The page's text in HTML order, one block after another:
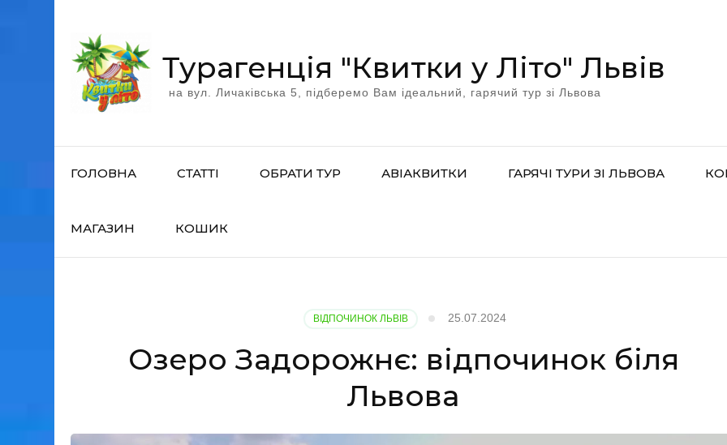
содержимому
(нажмите
Enter)
Турагенція "Квитки у Літо" Львів
на вул. Личаківська 5, підберемо Вам ідеальний, гарячий тур зі Львова
ГОЛОВНА СТАТТІ ОБРАТИ ТУР АВІАКВИТКИ ГАРЯЧІ ТУРИ ЗІ ЛЬВОВА
МАГАЗИН КОШИК
ВІДПОЧИНОК ЛЬВІВ 25.07.2024
Озеро Задорожнє: відпочинок біля
Львова